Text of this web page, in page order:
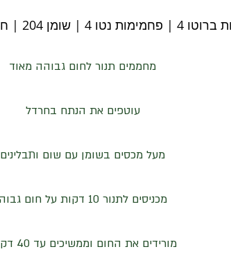
204 | חלבון 180 | יחס קיטו 1.2
מחממים תנור לחום גבוהה מאוד
עוטפים את הנתח בחרדל
מעל מכסים בשומן עם שום ותבלינים
מכניסים לתנור 10 דקות על חום גבוה
מורידים את החום וממשיכים עד 40 דקות